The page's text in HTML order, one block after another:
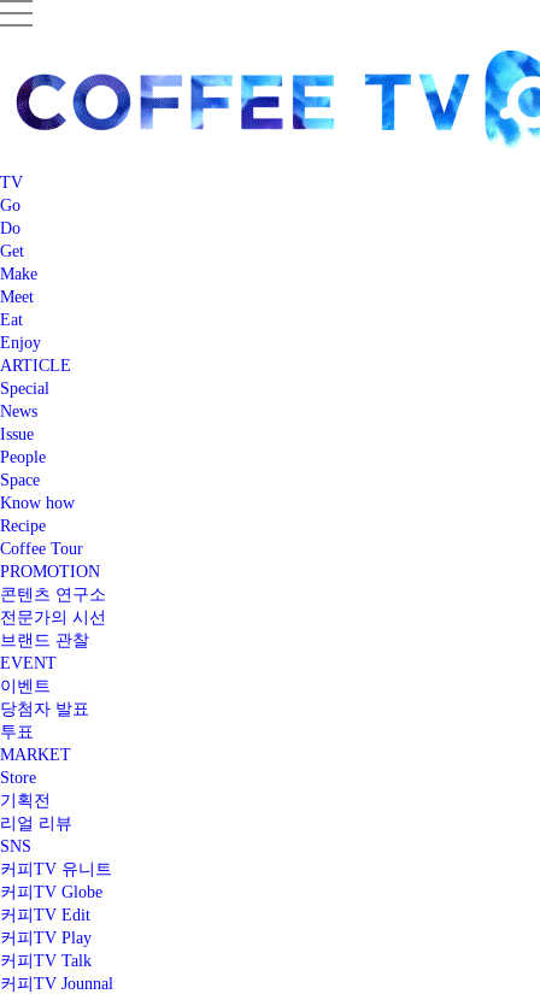
TV
Go
Do
Get
Make
Meet
Eat
Enjoy
ARTICLE
Special
News
Issue
People
Space
Know how
Recipe
Coffee Tour
PROMOTION
콘텐츠 연구소
전문가의 시선
브랜드 관찰
EVENT
이벤트
당첨자 발표
투표
MARKET
Store
기획전
리얼 리뷰
SNS
커피TV 유니트
커피TV Globe
커피TV Edit
커피TV Play
커피TV Talk
커피TV Jounnal